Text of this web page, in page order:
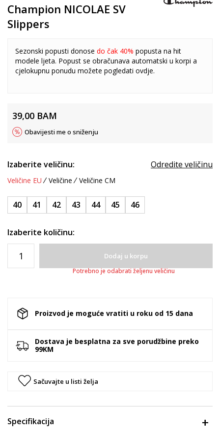
Champion NICOLAE SV
Slippers
Sezonski popusti donose do čak 40% popusta na hit
modele ljeta. Popust se obračunava automatski u korpi a
cjelokupnu ponudu možete pogledati ovdje.
39,00 BAM
Obavijesti me o sniženju
Izaberite veličinu: Odredite veličinu
Veličine EU Veličine Veličine CM
40 41 42 43 44 45 46
Izaberite količinu:
Dodaj u korpu
Potrebno je odabrati željenu veličinu
Proizvod je moguće vratiti u roku od 15 dana
Dostava je besplatna za sve porudžbine preko
99KM
Sačuvajte u listi želja
Specifikacija